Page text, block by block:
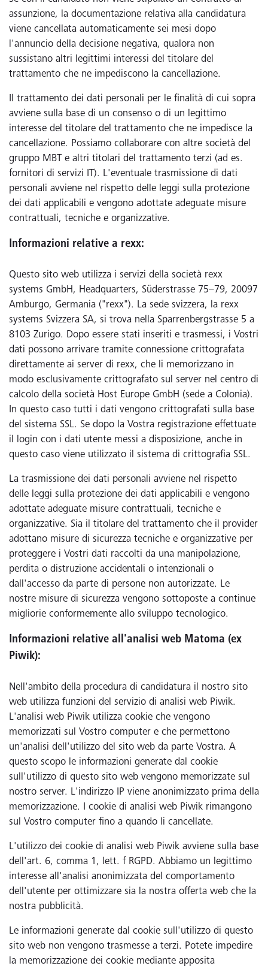
assunzione, la documentazione relativa alla candidatura
viene cancellata automaticamente sei mesi dopo
l'annuncio della decisione negativa, qualora non
sussistano altri legittimi interessi del titolare del
trattamento che ne impediscono la cancellazione.
Il trattamento dei dati personali per le finalità di cui sopra
avviene sulla base di un consenso o di un legittimo
interesse del titolare del trattamento che ne impedisce la
cancellazione. Possiamo collaborare con altre società del
gruppo MBT e altri titolari del trattamento terzi (ad es.
fornitori di servizi IT). L'eventuale trasmissione di dati
personali avviene nel rispetto delle leggi sulla protezione
dei dati applicabili e vengono adottate adeguate misure
contrattuali, tecniche e organizzative.
Informazioni relative a rexx:
Questo sito web utilizza i servizi della società rexx
systems GmbH, Headquarters, Süderstrasse 75–79, 20097
Amburgo, Germania ("rexx"). La sede svizzera, la rexx
systems Svizzera SA, si trova nella Sparrenbergstrasse 5 a
8103 Zurigo. Dopo essere stati inseriti e trasmessi, i Vostri
dati possono arrivare tramite connessione crittografata
direttamente ai server di rexx, che li memorizzano in
modo esclusivamente crittografato sul server nel centro di
calcolo della società Host Europe GmbH (sede a Colonia).
In questo caso tutti i dati vengono crittografati sulla base
del sistema SSL. Se dopo la Vostra registrazione effettuate
il login con i dati utente messi a disposizione, anche in
questo caso viene utilizzato il sistema di crittografia SSL.
La trasmissione dei dati personali avviene nel rispetto
delle leggi sulla protezione dei dati applicabili e vengono
adottate adeguate misure contrattuali, tecniche e
organizzative. Sia il titolare del trattamento che il provider
adottano misure di sicurezza tecniche e organizzative per
proteggere i Vostri dati raccolti da una manipolazione,
perdita o distruzione accidentali o intenzionali o
dall'accesso da parte di persone non autorizzate. Le
nostre misure di sicurezza vengono sottoposte a continue
migliorie conformemente allo sviluppo tecnologico.
Informazioni relative all'analisi web Matoma (ex
Piwik):
Nell'ambito della procedura di candidatura il nostro sito
web utilizza funzioni del servizio di analisi web Piwik.
L'analisi web Piwik utilizza cookie che vengono
memorizzati sul Vostro computer e che permettono
un'analisi dell'utilizzo del sito web da parte Vostra. A
questo scopo le informazioni generate dal cookie
sull'utilizzo di questo sito web vengono memorizzate sul
nostro server. L'indirizzo IP viene anonimizzato prima della
memorizzazione. I cookie di analisi web Piwik rimangono
sul Vostro computer fino a quando li cancellate.
L'utilizzo dei cookie di analisi web Piwik avviene sulla base
dell'art. 6, comma 1, lett. f RGPD. Abbiamo un legittimo
interesse all'analisi anonimizzata del comportamento
dell'utente per ottimizzare sia la nostra offerta web che la
nostra pubblicità.
Le informazioni generate dal cookie sull'utilizzo di questo
sito web non vengono trasmesse a terzi. Potete impedire
la memorizzazione dei cookie mediante apposita